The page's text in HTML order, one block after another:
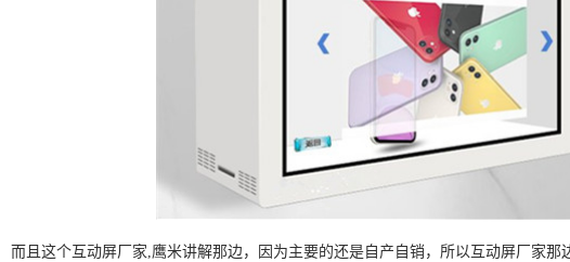
而且这个互动屏厂家,鹰米讲解那边，因为主要的还是自产自销，所以互动屏厂家那